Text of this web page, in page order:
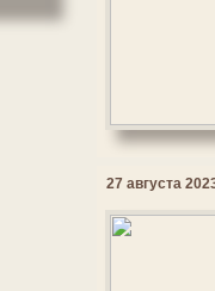
27 августа